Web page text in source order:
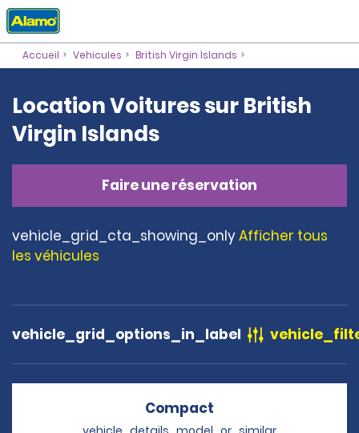
Accueil Vehicules British Virgin Islands
Location Voitures sur British
Virgin Islands
Faire une réservation
vehicle_grid_cta_showing_onlyAfficher tous
les véhicules
vehicle_grid_options_in_label
Compact